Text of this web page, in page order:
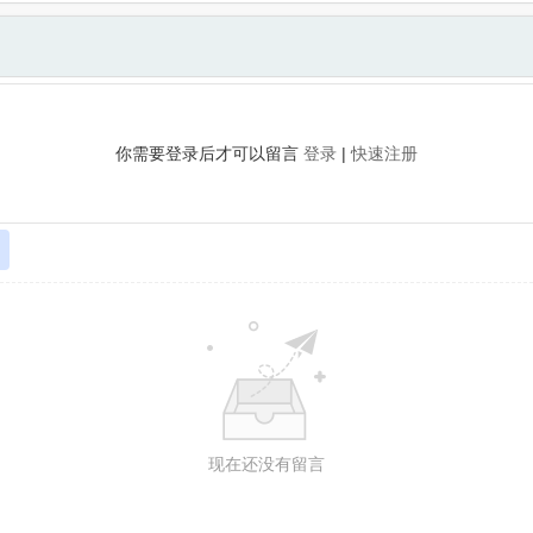
你需要登录后才可以留言 登录 |快速注册
现在还没有留言